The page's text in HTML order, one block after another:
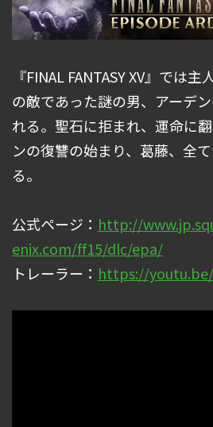
『FINAL FANTASY XV』では
の敵であった謎の男、アーデ
れる。聖石に拒まれ、運命に
ンの復讐の始まり、葛藤、全
る。
公式ページ： http://
enix.com/ff15/dlc/epa/
トレーラー： https://youtu.be/